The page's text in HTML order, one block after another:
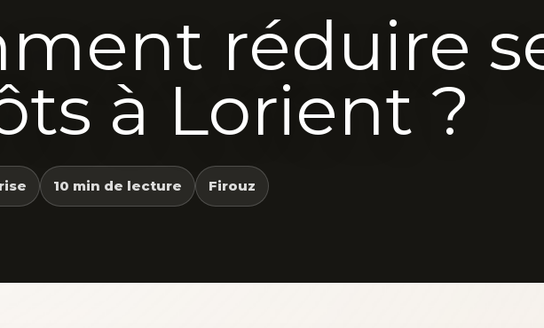
réduire
à Lorient ?
10 min de lecture Firouz